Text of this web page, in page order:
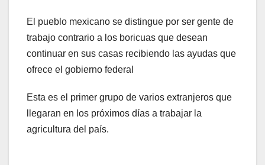
El pueblo mexicano se distingue por ser gente de
trabajo contrario a los boricuas que desean
continuar en sus casas recibiendo las ayudas que
ofrece el gobierno federal
Esta es el primer grupo de varios extranjeros que
llegaran en los próximos días a trabajar la
agricultura del país.